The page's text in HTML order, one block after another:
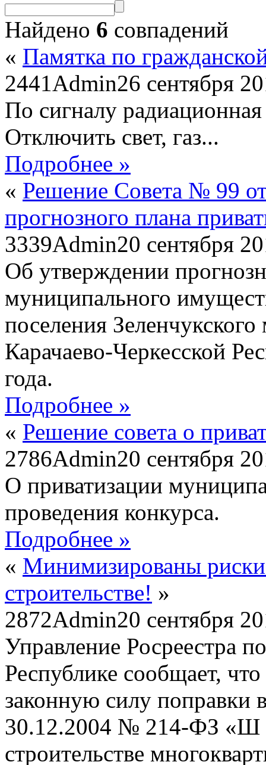
Найдено 6 совпадений
« Памятка по
2441Admin26 сентября
По сигналу
Отключить свет, газ...
Подробнее »
« Решение Совета № 99
прогнозного плана
3339Admin20 сентября
Об утверждении
муниципального
поселения
Карачаево-Черкесской
года.
Подробнее »
« Решение совета о
2786Admin20 сентября
О приватизации
проведения конкурса.
Подробнее »
« Минимизированы
строительстве! »
2872Admin20 сентября
Управление Росреестра
Республике сообщает,
законную силу поправки
30.12.2004 № 214-ФЗ «Ш
строительстве